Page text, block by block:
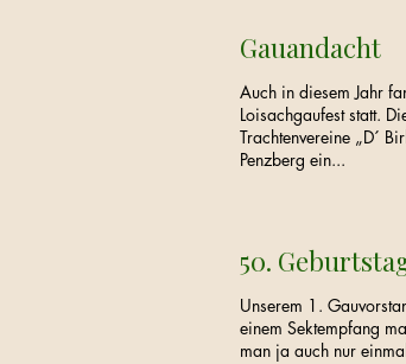
Gauandacht
Auch in diesem Jahr
Loisachgaufest statt.
Trachtenvereine „D´
Penzberg ein...
50.
Unserem 1.
einem Sektempfang
man ja auch nur